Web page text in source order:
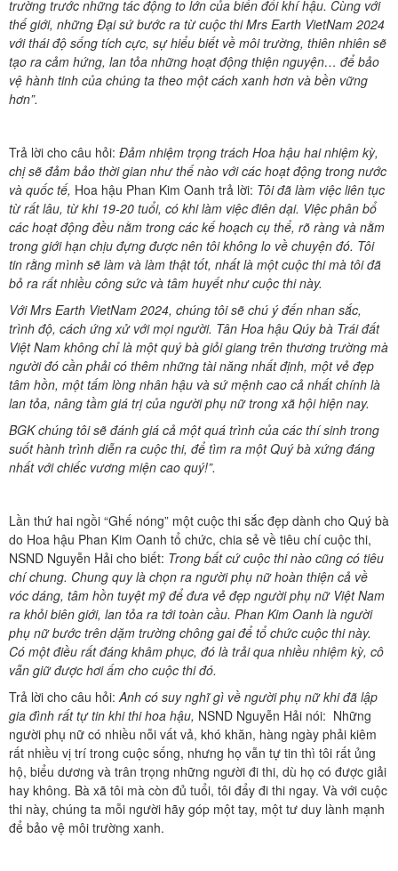
trường trước những tác động to lớn của biến đổi khí hậu. Cùng với
thế giới, những Đại sứ bước ra từ cuộc thi Mrs Earth VietNam 2024
với thái độ sống tích cực, sự hiểu biết về môi trường, thiên nhiên sẽ
tạo ra cảm hứng, lan tỏa những hoạt động thiện nguyện… để bảo
vệ hành tinh của chúng ta theo một cách xanh hơn và bền vững
hơn”.
Trả lời cho câu hỏi: Đảm nhiệm trọng trách Hoa hậu hai nhiệm kỳ,
chị sẽ đảm bảo thời gian như thế nào với các hoạt động trong nước
và quốc tế, Hoa hậu Phan Kim Oanh trả lời: Tôi đã làm việc liên tục
từ rất lâu, từ khi 19-20 tuổi, có khi làm việc điên dại. Việc phân bổ
các hoạt động đều nằm trong các kế hoạch cụ thể, rõ ràng và nằm
trong giới hạn chịu đựng được nên tôi không lo về chuyện đó. Tôi
tin rằng mình sẽ làm và làm thật tốt, nhất là một cuộc thi mà tôi đã
bỏ ra rất nhiều công sức và tâm huyết như cuộc thi này.
Với Mrs Earth VietNam 2024, chúng tôi sẽ chú ý đến nhan sắc,
trình độ, cách ứng xử với mọi người. Tân Hoa hậu Qúy bà Trái đất
Việt Nam không chỉ là một quý bà giỏi giang trên thương trường mà
người đó cần phải có thêm những tài năng nhất định, một vẻ đẹp
tâm hồn, một tấm lòng nhân hậu và sứ mệnh cao cả nhất chính là
lan tỏa, nâng tầm giá trị của người phụ nữ trong xã hội hiện nay.
BGK chúng tôi sẽ đánh giá cả một quá trình của các thí sinh trong
suốt hành trình diễn ra cuộc thi, để tìm ra một Quý bà xứng đáng
nhất với chiếc vương miện cao quý!”.
Lần thứ hai ngồi “Ghế nóng” một cuộc thi sắc đẹp dành cho Quý bà
do Hoa hậu Phan Kim Oanh tổ chức, chia sẻ về tiêu chí cuộc thi,
NSND Nguyễn Hải cho biết: Trong bất cứ cuộc thi nào cũng có tiêu
chí chung. Chung quy là chọn ra người phụ nữ hoàn thiện cả về
vóc dáng, tâm hồn tuyệt mỹ để đưa vẻ đẹp người phụ nữ Việt Nam
ra khỏi biên giới, lan tỏa ra tới toàn cầu. Phan Kim Oanh là người
phụ nữ bước trên dặm trường chông gai để tổ chức cuộc thi này.
Có một điều rất đáng khâm phục, đó là trải qua nhiều nhiệm kỳ, cô
vẫn giữ được hơi ấm cho cuộc thi đó.
Trả lời cho câu hỏi:Anh có suy nghĩ gì về người phụ nữ khi đã lập
gia đình rất tự tin khi thi hoa hậu, NSND Nguyễn Hải nói: Những
người phụ nữ có nhiều nỗi vất vả, khó khăn, hàng ngày phải kiêm
rất nhiều vị trí trong cuộc sống, nhưng họ vẫn tự tin thì tôi rất ủng
hộ, biểu dương và trân trọng những người đi thi, dù họ có được giải
hay không. Bà xã tôi mà còn đủ tuổi, tôi đẩy đi thi ngay. Và với cuộc
thi này, chúng ta mỗi người hãy góp một tay, một tư duy lành mạnh
để bảo vệ môi trường xanh.